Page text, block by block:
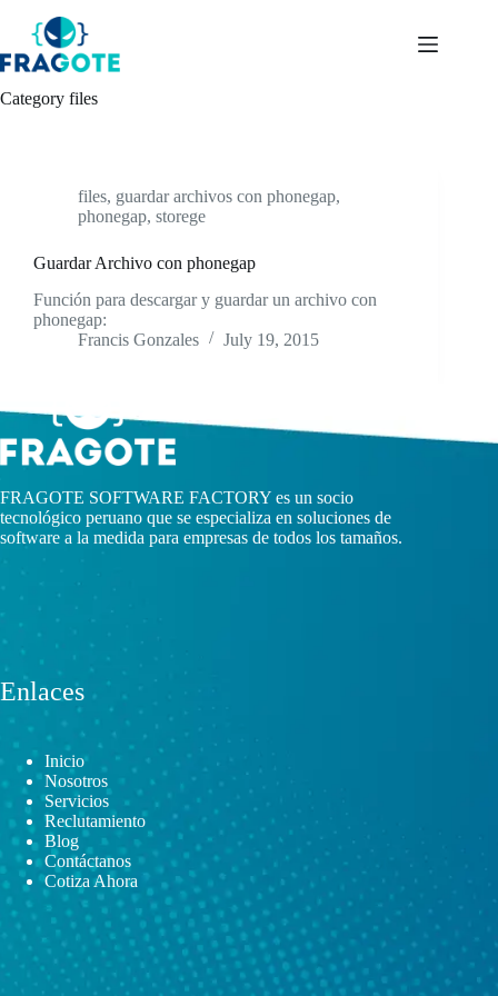
content
Category files
files, guardar archivos con phonegap,
phonegap, storege
Guardar Archivo con phonegap
Función para descargar y guardar un archivo con
phonegap:
Francis Gonzales
July 19, 2015
FRAGOTE SOFTWARE FACTORY es un socio
tecnológico peruano que se especializa en soluciones de
software a la medida para empresas de todos los tamaños.
Enlaces
Inicio
Nosotros
Servicios
Reclutamiento
Blog
Contáctanos
Cotiza Ahora